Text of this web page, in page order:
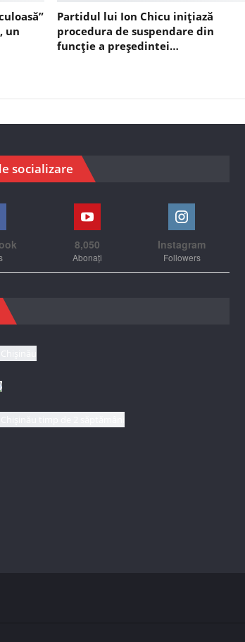
un
Partidul lui Ion Chicu inițiază
procedura de suspendare din
funcție a președintei…
socializare
8,050
Abonați
Instagram
Followers